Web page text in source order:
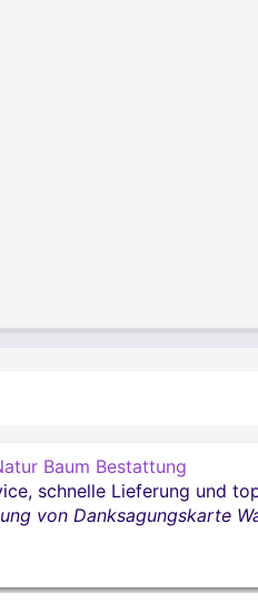
Baum Bestattung
schnelle Lieferung und
von Danksagungskarte